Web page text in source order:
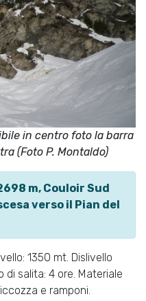
in centro foto la barra
(Foto P. Montaldo)
m, Couloir Sud
verso il Pian del
1350 mt. Dislivello
di salita: 4 ore. Materiale
e ramponi.